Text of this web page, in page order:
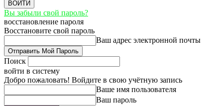
Вы забыли свой пароль?
восстановление пароля
Восстановите свой пароль
Ваш адрес электронной почты
Поиск
войти в систему
Добро пожаловать! Войдите в свою учётную запись
Ваше имя пользователя
Ваш пароль